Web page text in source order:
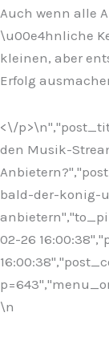
Auch wenn alle
\u00e4hnliche
kleinen, aber
Erfolg
<\/p>\n
den Musik-
bald-der-konig-
02-26
\n